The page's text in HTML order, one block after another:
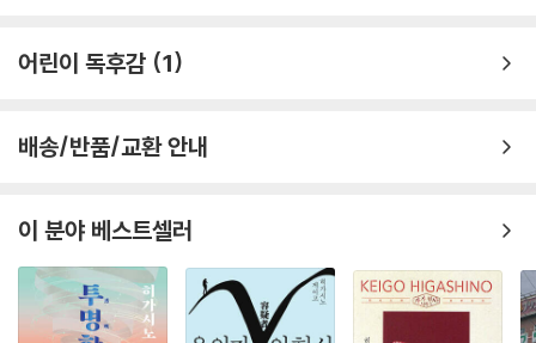
질문을 던진다.
어린이 독후감 1
배송/반품/교환 안내
이 분야 베스트셀러